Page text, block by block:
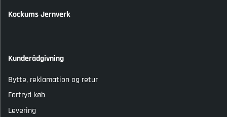
Kockums Jernverk
Kunderådgivning
Bytte, reklamation og retur
Fortryd køb
Levering